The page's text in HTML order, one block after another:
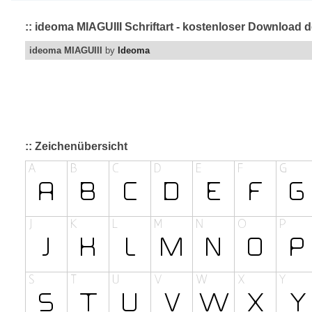
:: ideoma MIAGUIII Schriftart - kostenloser Download
ideoma MIAGUIII by Ideoma
:: Zeichenübersicht